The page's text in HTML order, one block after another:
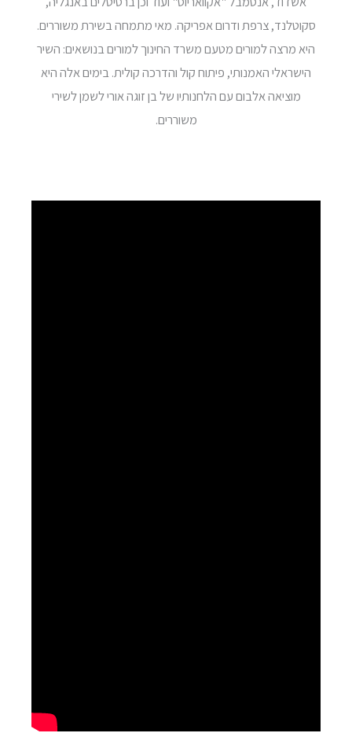
סקוטלנד, צרפת ודרום אפריקה. מאי מתמחה בשירת משוררים.
היא מרצה למורים מטעם משרד החינוך למורים בנושאים: השיר
הישראלי האמנותי, פיתוח קול והדרכה קולית. בימים אלה היא
מוציאה אלבום עם הלחנותיו של בן זוגה אורי לשמן לשירי
משוררים.